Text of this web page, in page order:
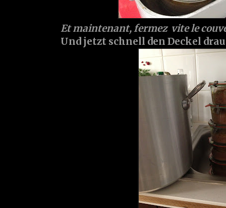
Et maintenant, fermez vite le
Und jetzt schnell den Deckel